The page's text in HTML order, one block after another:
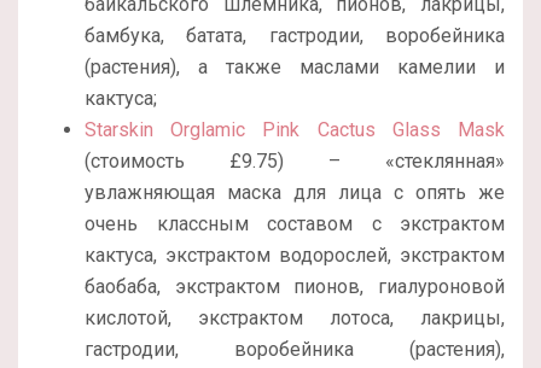
байкальского шлемника, пионов, лакрицы,
бамбука, батата, гастродии, воробейника
(растения), а также маслами камелии и
кактуса;
Starskin Orglamic Pink Cactus Glass Mask
(стоимость £9.75) – «стеклянная»
увлажняющая маска для лица с опять же
очень классным составом с экстрактом
кактуса, экстрактом водорослей, экстрактом
баобаба, экстрактом пионов, гиалуроновой
кислотой, экстрактом лотоса, лакрицы,
гастродии, воробейника (растения),